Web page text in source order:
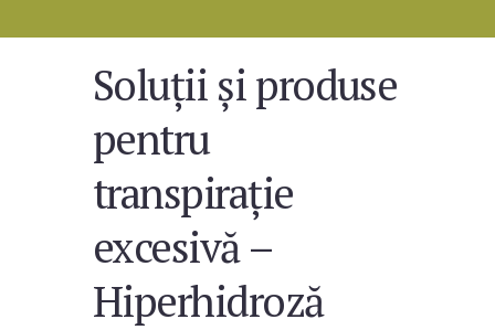
Soluții și produse
pentru
transpirație
excesivă –
Hiperhidroză